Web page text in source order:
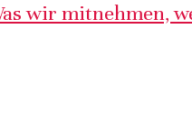
wir mitnehmen,